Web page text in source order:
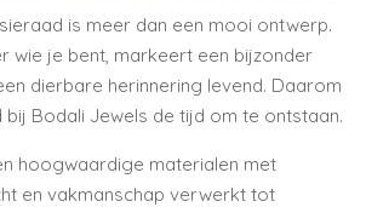
is meer dan een mooi ontwerp.
wie je bent, markeert een bijzonder
dierbare herinnering levend. Daarom
Bodali Jewels de tijd om te ontstaan.
hoogwaardige materialen met
en vakmanschap verwerkt tot